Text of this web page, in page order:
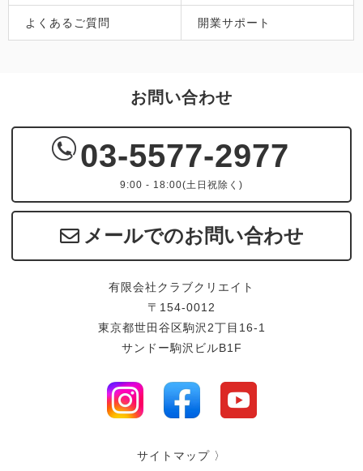
よくあるご質問 開業サポート
お問い合わせ
03-5577-2977
9:00 - 18:00(土日祝除く)
メールでのお問い合わせ
有限会社クラブクリエイト
〒154-0012
東京都世田谷区駒沢2丁目16-1
サンドー駒沢ビルB1F
サイトマップ 〉